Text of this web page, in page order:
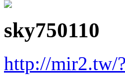
sky750110
http://mir2.tw/